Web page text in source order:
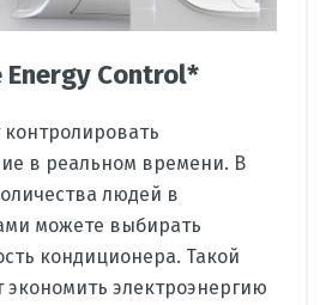
Control*
в реальном времени. В
людей в
можете выбирать
кондиционера. Такой
экономить электроэнергию